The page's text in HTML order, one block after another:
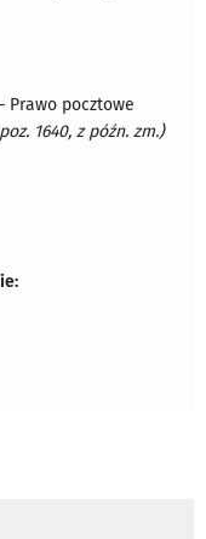
Prawo pocztowe
1640, z późn. zm.)